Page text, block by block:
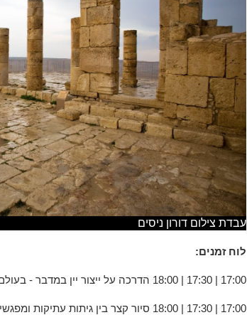
עבדת צילום דורון ניסים
לוח זמנים:
17:00 | 17:30 | 18:00 הדרכה על ייצור יין במדבר - בעולם העתיק והיום (20 דק)
17:00 | 17:30 | 18:00 סיור קצר בין גיתות עתיקות ומפגשי שימור (20 דק)